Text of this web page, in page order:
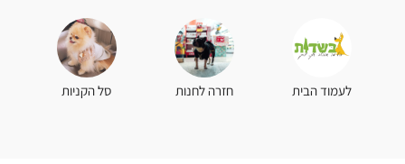
לעמוד הבית חזרה לחנות סל הקניות